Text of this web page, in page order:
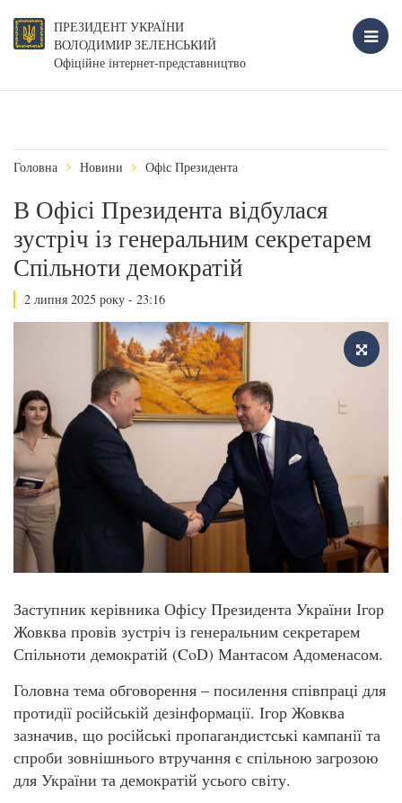
ПРЕЗИДЕНТ УКРАЇНИ
ВОЛОДИМИР ЗЕЛЕНСЬКИЙ
Офіційне інтернет-представництво
Головна Новини Офіс Президента
В Офісі Президента відбулася
зустріч із генеральним секретарем
Спільноти демократій
2 липня 2025 року - 23:16
Заступник керівника Офісу Президента України Ігор
Жовква провів зустріч із генеральним секретарем
Спільноти демократій (CoD) Мантасом Адоменасом.
Головна тема обговорення – посилення співпраці для
протидії російській дезінформації. Ігор Жовква
зазначив, що російські пропагандистські кампанії та
спроби зовнішнього втручання є спільною загрозою
для України та демократій усього світу.